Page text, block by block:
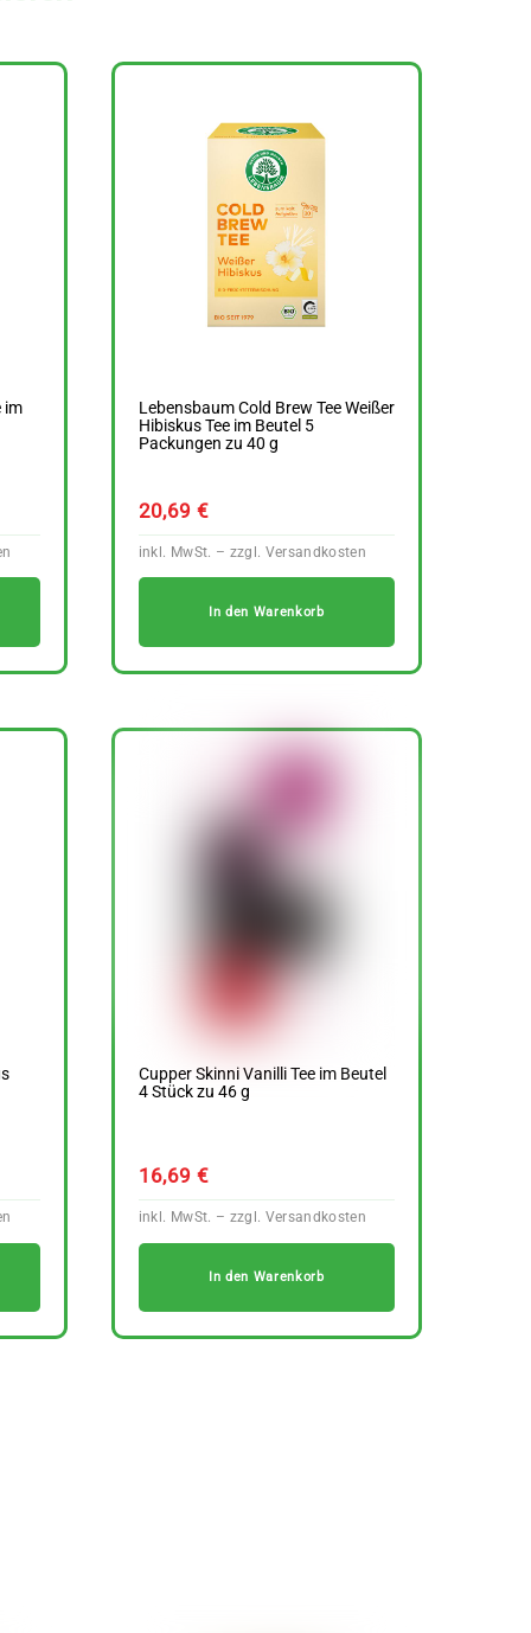
im
Lebensbaum Cold Brew Tee Weißer
Hibiskus Tee im Beutel 5
Packungen zu 40 g
20,69 €
In den Warenkorb
Cupper Skinni Vanilli Tee im Beutel
4 Stück zu 46 g
16,69 €
In den Warenkorb